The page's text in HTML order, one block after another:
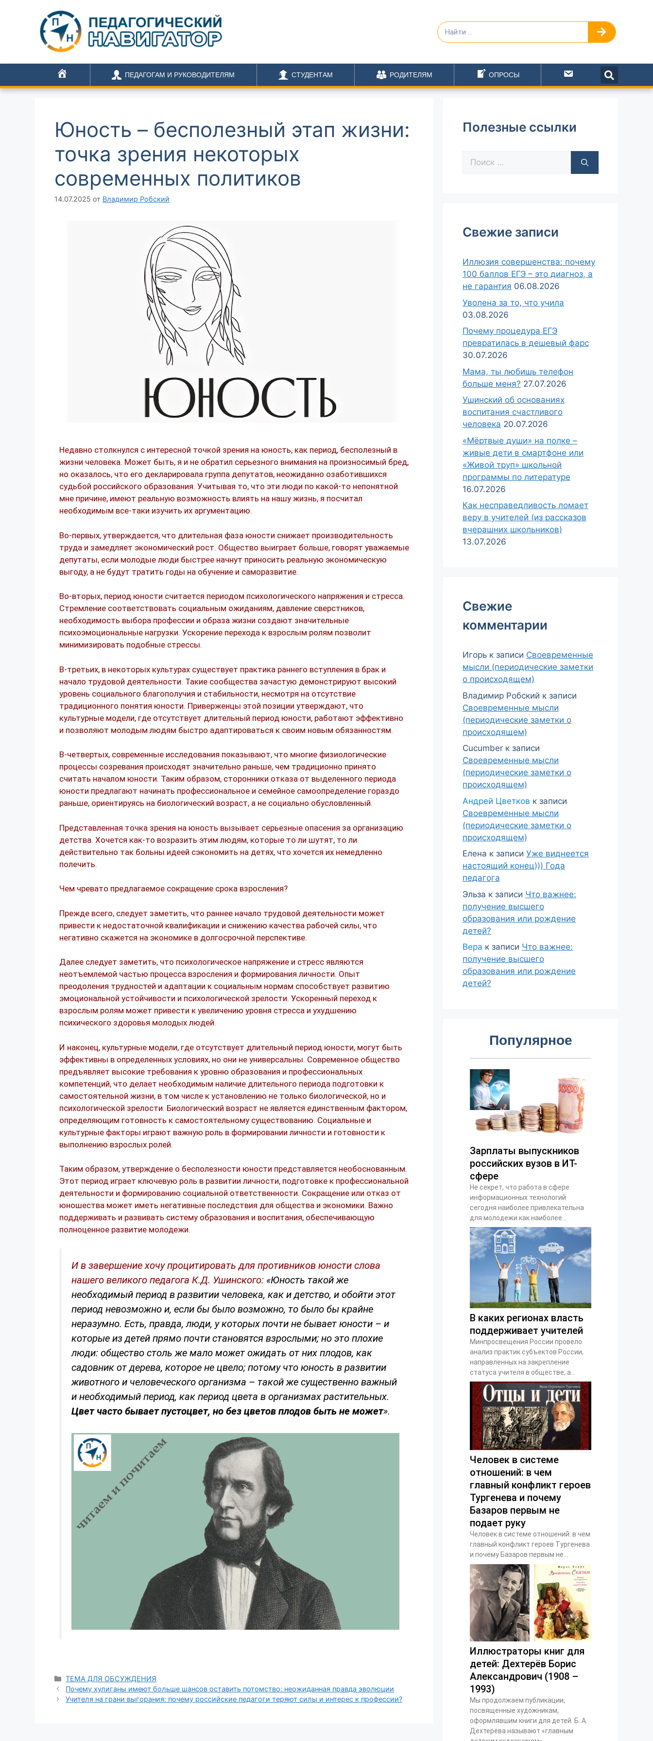
ГЛАВНАЯ
ПЕДАГОГАМ И РУКОВОДИТЕЛЯМ СТУДЕНТАМ РОДИТЕЛЯМ ОПРОСЫ
Написать
Юность – бесполезный этап жизни:
точка зрения некоторых
современных политиков
14.07.2025 от Владимир Робский
Недавно столкнулся с интересной точкой зрения на юность, как период, бесполезный в
жизни человека. Может быть, я и не обратил серьезного внимания на произносимый бред,
но оказалось, что его декларировала группа депутатов, неожиданно озаботившихся
судьбой российского образования. Учитывая то, что эти люди по какой-то непонятной
мне причине, имеют реальную возможность влиять на нашу жизнь, я посчитал
необходимым все-таки изучить их аргументацию.
Во-первых, утверждается, что длительная фаза юности снижает производительность
труда и замедляет экономический рост. Общество выиграет больше, говорят уважаемые
депутаты, если молодые люди быстрее начнут приносить реальную экономическую
выгоду, а не будут тратить годы на обучение и саморазвитие.
Во-вторых, период юности считается периодом психологического напряжения и стресса.
Стремление соответствовать социальным ожиданиям, давление сверстников,
необходимость выбора профессии и образа жизни создают значительные
психоэмоциональные нагрузки. Ускорение перехода к взрослым ролям позволит
минимизировать подобные стрессы.
В-третьих, в некоторых культурах существует практика раннего вступления в брак и
начало трудовой деятельности. Такие сообщества зачастую демонстрируют высокий
уровень социального благополучия и стабильности, несмотря на отсутствие
традиционного понятия юности. Приверженцы этой позиции утверждают, что
культурные модели, где отсутствует длительный период юности, работают эффективно
и позволяют молодым людям быстро адаптироваться к своим новым обязанностям.
В-четвертых, современные исследования показывают, что многие физиологические
процессы созревания происходят значительно раньше, чем традиционно принято
считать началом юности. Таким образом, сторонники отказа от выделенного периода
юности предлагают начинать профессиональное и семейное самоопределение гораздо
раньше, ориентируясь на биологический возраст, а не социально обусловленный.
Представленная точка зрения на юность вызывает серьезные опасения за организацию
детства. Хочется как-то возразить этим людям, которые то ли шутят, то ли
действительно так больны идеей сэкономить на детях, что хочется их немедленно
полечить.
Чем чревато предлагаемое сокращение срока взросления?
Прежде всего, следует заметить, что раннее начало трудовой деятельности может
привести к недостаточной квалификации и снижению качества рабочей силы, что
негативно скажется на экономике в долгосрочной перспективе.
Далее следует заметить, что психологическое напряжение и стресс являются
неотъемлемой частью процесса взросления и формирования личности. Опыт
преодоления трудностей и адаптации к социальным нормам способствует развитию
эмоциональной устойчивости и психологической зрелости. Ускоренный переход к
взрослым ролям может привести к увеличению уровня стресса и ухудшению
психического здоровья молодых людей.
И наконец, культурные модели, где отсутствует длительный период юности, могут быть
эффективны в определенных условиях, но они не универсальны. Современное общество
предъявляет высокие требования к уровню образования и профессиональных
компетенций, что делает необходимым наличие длительного периода подготовки к
самостоятельной жизни, в том числе к установлению не только биологической, но и
психологической зрелости. Биологический возраст не является единственным фактором,
определяющим готовность к самостоятельному существованию. Социальные и
культурные факторы играют важную роль в формировании личности и готовности к
выполнению взрослых ролей.
Таким образом, утверждение о бесполезности юности представляется необоснованным.
Этот период играет ключевую роль в развитии личности, подготовке к профессиональной
деятельности и формированию социальной ответственности. Сокращение или отказ от
юношества может иметь негативные последствия для общества и экономики. Важно
поддерживать и развивать систему образования и воспитания, обеспечивающую
полноценное развитие молодежи.
И в завершение хочу процитировать для противников юности слова
нашего великого педагога К.Д. Ушинского: «Юность такой же
необходимый период в развитии человека, как и детство, и обойти этот
период невозможно и, если бы было возможно, то было бы крайне
неразумно. Есть, правда, люди, у которых почти не бывает юности – и
которые из детей прямо почти становятся взрослыми; но это плохие
люди: общество столь же мало может ожидать от них плодов, как
садовник от дерева, которое не цвело; потому что юность в развитии
животного и человеческого организма – такой же существенно важный
и необходимый период, как период цвета в организмах растительных.
Цвет часто бывает пустоцвет, но без цветов плодов быть не может».
ТЕМА ДЛЯ ОБСУЖДЕНИЯ
Почему хулиганы имеют больше шансов оставить потомство: неожиданная правда эволюции
Учителя на грани выгорания: почему российские педагоги теряют силы и интерес к профессии?
Полезные ссылки
Свежие записи
Иллюзия совершенства: почему
100 баллов ЕГЭ – это диагноз, а
не гарантия 06.08.2026
Уволена за то, что учила
03.08.2026
Почему процедура ЕГЭ
превратилась в дешевый фарс
30.07.2026
Мама, ты любишь телефон
больше меня? 27.07.2026
Ушинский об основаниях
воспитания счастливого
человека 20.07.2026
«Мёртвые души» на полке –
живые дети в смартфоне или
«Живой труп» школьной
программы по литературе
16.07.2026
Как несправедливость ломает
веру в учителей (из рассказов
вчерашних школьников)
13.07.2026
Свежие
комментарии
Игорь к записи Своевременные
мысли (периодические заметки
о происходящем)
Владимир Робский к записи
Своевременные мысли
(периодические заметки о
происходящем)
Cucumber к записи
Своевременные мысли
(периодические заметки о
происходящем)
Андрей Цветков к записи
Своевременные мысли
(периодические заметки о
происходящем)
Елена к записи Уже виднеется
настоящий конец))) Года
педагога
Эльза к записи Что важнее:
получение высшего
образования или рождение
детей?
Вера к записи Что важнее:
получение высшего
образования или рождение
детей?
Популярное
Зарплаты выпускников
российских вузов в ИТ-
сфере
Не секрет, что работа в сфере
информационных технологий
сегодня наиболее привлекательна
для молодежи как наиболее...
В каких регионах власть
поддерживает учителей
Минпросвещения России провело
анализ практик субъектов России,
направленных на закрепление
статуса учителя в обществе, а...
Человек в системе
отношений: в чем
главный конфликт героев
Тургенева и почему
Базаров первым не
подает руку
Человек в системе отношений: в чем
главный конфликт героев Тургенева
и почему Базаров первым не...
Иллюстраторы книг для
детей: Дехтерёв Борис
Александрович (1908 –
1993)
Мы продолжаем публикации,
посвященные художникам,
оформлявшим книги для детей. Б. А.
Дехтерёва называют «главным